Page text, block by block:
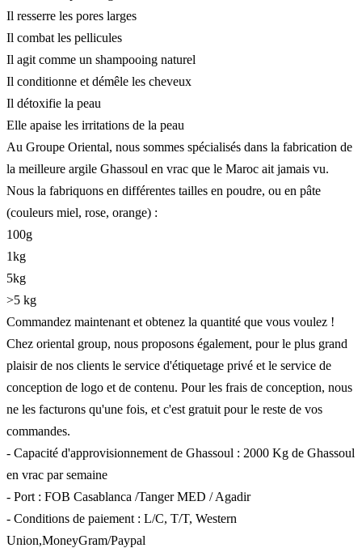
Il resserre les pores larges
Il combat les pellicules
Il agit comme un shampooing naturel
Il conditionne et démêle les cheveux
Il détoxifie la peau
Elle apaise les irritations de la peau
Au Groupe Oriental, nous sommes spécialisés dans la fabrication de
la meilleure argile Ghassoul en vrac que le Maroc ait jamais vu.
Nous la fabriquons en différentes tailles en poudre, ou en pâte
(couleurs miel, rose, orange) :
100g
1kg
5kg
>5 kg
Commandez maintenant et obtenez la quantité que vous voulez !
Chez oriental group, nous proposons également, pour le plus grand
plaisir de nos clients le service d'étiquetage privé et le service de
conception de logo et de contenu. Pour les frais de conception, nous
ne les facturons qu'une fois, et c'est gratuit pour le reste de vos
commandes.
- Capacité d'approvisionnement de Ghassoul : 2000 Kg de Ghassoul
en vrac par semaine
- Port : FOB Casablanca /Tanger MED / Agadir
- Conditions de paiement : L/C, T/T, Western
Union,MoneyGram/Paypal